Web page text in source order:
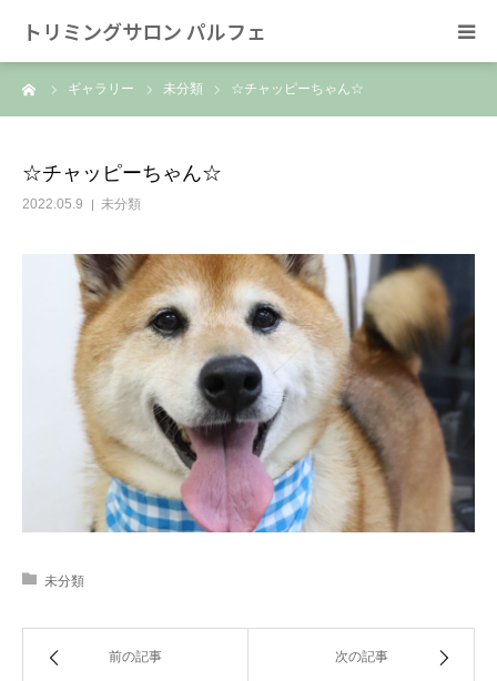
トリミングサロン パルフェ
ギャラリー 未分類 ☆チャッピーちゃん☆
☆チャッピーちゃん☆
2022.05.9 未分類
未分類
前の記事 次の記事
HOME
スタッフ
SNS/リンク